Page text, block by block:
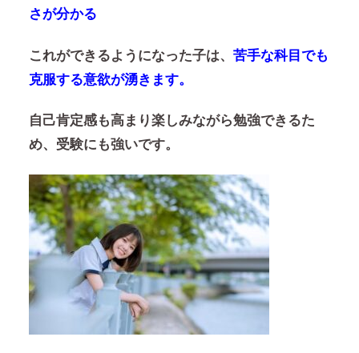
さが分かる
これができるようになった子は、 苦手な科目でも
克服する意欲が湧きます。
自己肯定感も高まり楽しみながら勉強できるた
め、受験にも強いです。